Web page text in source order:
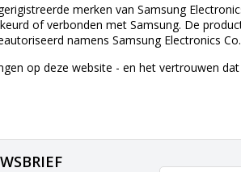
merken van Samsung
of verbonden met Samsung. De
namens Samsung Electronics
op deze website - en het vertrouwen